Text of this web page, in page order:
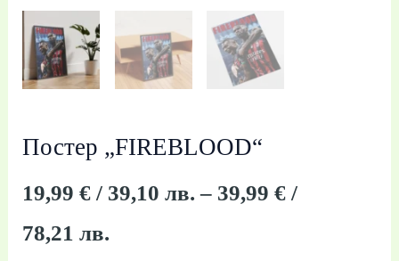
Постер „FIREBLOOD“
19,99€ / 39,10 лв.– 39,99€ /
78,21 лв.
/